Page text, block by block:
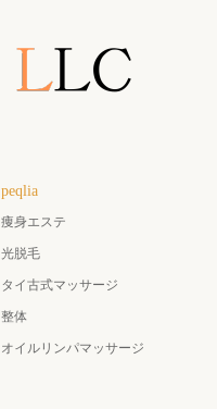
peqlia
痩身エステ
光脱毛
タイ古式マッサージ
整体
オイルリンパマッサージ